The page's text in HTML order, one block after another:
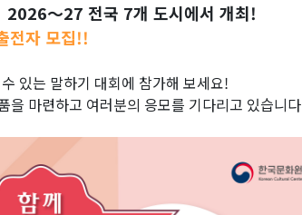
2026～27 전국 7개 도시에서 개최!
전자 모집!!
있는 말하기 대회에 참가해 보세요!
을 마련하고 여러분의 응모를 기다리고 있습니다